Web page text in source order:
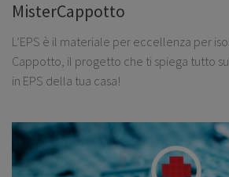
MisterCappotto
L’EPS è il materiale per eccellenza per
Cappotto, il progetto che ti spiega tutto
in EPS della tua casa!